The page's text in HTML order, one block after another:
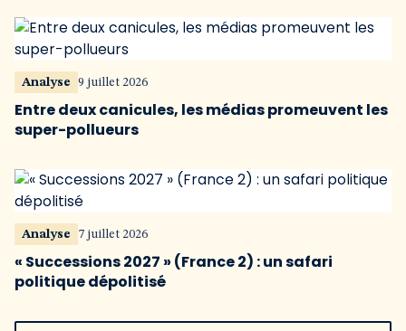
Analyse 9 juillet 2026
Entre deux canicules, les médias promeuvent les
super-pollueurs
Analyse 7 juillet 2026
« Successions 2027 » (France 2) : un safari
politique dépolitisé